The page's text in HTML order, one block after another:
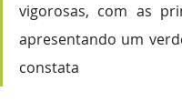
vigorosas, com as
apresentando um
constata